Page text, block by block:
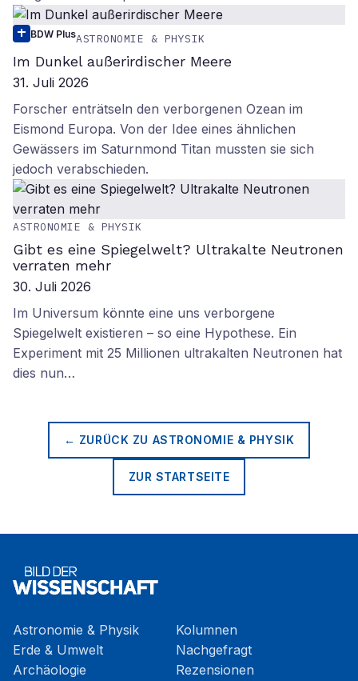
BDW PlusASTRONOMIE & PHYSIK
Im Dunkel außerirdischer Meere
31. Juli 2026
Forscher enträtseln den verborgenen Ozean im
Eismond Europa. Von der Idee eines ähnlichen
Gewässers im Saturnmond Titan mussten sie sich
jedoch verabschieden.
ASTRONOMIE & PHYSIK
Gibt es eine Spiegelwelt? Ultrakalte Neutronen
verraten mehr
30. Juli 2026
Im Universum könnte eine uns verborgene
Spiegelwelt existieren – so eine Hypothese. Ein
Experiment mit 25 Millionen ultrakalten Neutronen hat
dies nun…
← ZURÜCK ZU ASTRONOMIE & PHYSIK
ZUR STARTSEITE
Astronomie & Physik
Erde & Umwelt
Archäologie
Kolumnen
Nachgefragt
Rezensionen